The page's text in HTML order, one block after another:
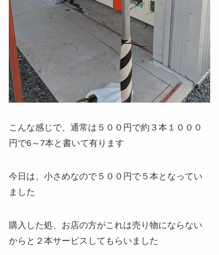
こんな感じで、通常は５００円で約３本１０００
円で6～7本と書いて有ります
今日は、小さめなので５００円で５本となってい
ました
購入した処、お店の方がこれは売り物にならない
からと２本サービスしてもらいました